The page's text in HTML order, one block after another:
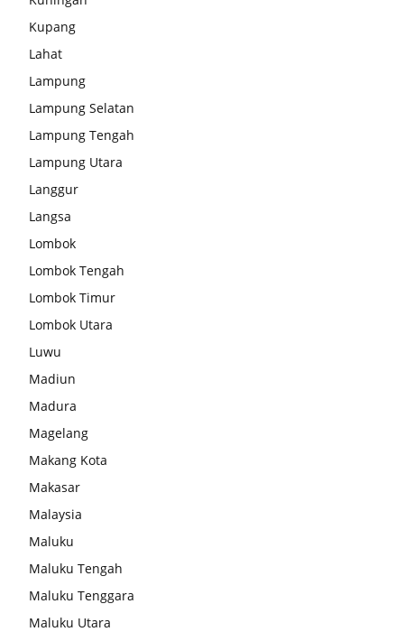
Kupang
Lahat
Lampung
Lampung Selatan
Lampung Tengah
Lampung Utara
Langgur
Langsa
Lombok
Lombok Tengah
Lombok Timur
Lombok Utara
Luwu
Madiun
Madura
Magelang
Makang Kota
Makasar
Malaysia
Maluku
Maluku Tengah
Maluku Tenggara
Maluku Utara